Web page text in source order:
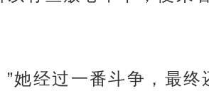
她经过一番斗争，最终